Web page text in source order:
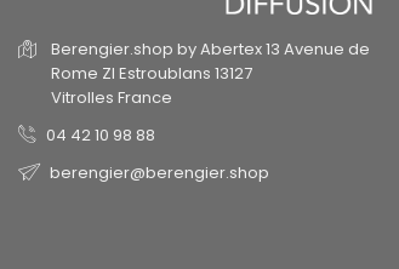
Berengier.shop by Abertex13 Avenue de
Rome ZI Estroublans 13127
Vitrolles France
04 42 10 98 88
berengier@berengier.shop